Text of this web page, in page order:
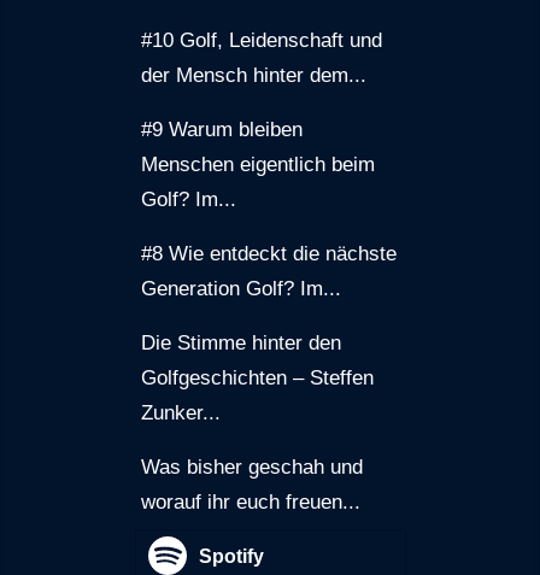
#10 Golf, Leidenschaft und
der Mensch hinter dem...
#9 Warum bleiben
Menschen eigentlich beim
Golf? Im...
#8 Wie entdeckt die nächste
Generation Golf? Im...
Die Stimme hinter den
Golfgeschichten – Steffen
Zunker...
Was bisher geschah und
worauf ihr euch freuen...
Spotify